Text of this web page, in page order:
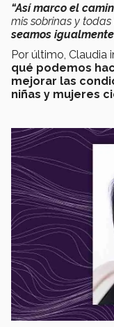
“Así marco el
mis sobrinas y
seamos
Por último, Claudia
qué podemos
mejorar las
niñas y mujeres